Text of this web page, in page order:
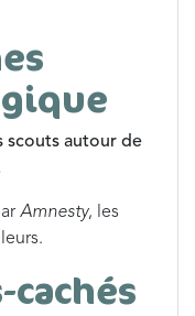
scouts autour de
Amnesty, les
cachés